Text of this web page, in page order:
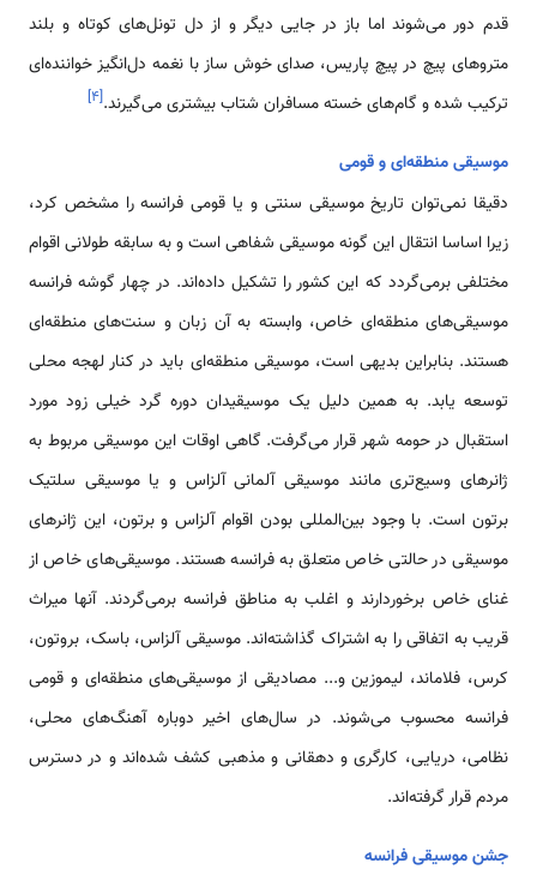
قدم دور مى‌شوند اما باز در جايى ديگر و از دل تونل‌هاى كوتاه و بلند
متروهاى پيچ در پيچ پاريس، صداى خوش ساز با نغمه دل‌انگيز خواننده‌اى
تركيب شده و گام‌هاى خسته مسافران شتاب بيشترى مى‌گيرند.[۴]
موسیقی منطقه‌ای و قومی
دقيقا نمی‌توان تاريخ موسیقی سنتی و یا قومی فرانسه را مشخص كرد،
زیرا اساسا انتقال این گونه موسیقی شفاهی است و به سابقه طولانی اقوام
مختلفی برمی‌گردد كه این کشور را تشكيل داده‌اند. در چهار گوشه فرانسه
موسیقی‌های منطقه‌ای خاص، وابسته به آن زبان و سنت‌های منطقه‌ای
هستند. بنابراین بدیهی است، موسیقی منطقه‌ای باید در کنار لهجه محلی
توسعه يابد. به همین دلیل یک موسیقیدان دوره گرد خیلی زود مورد
استقبال در حومه شهر قرار می‌گرفت. گاهی اوقات این موسیقی مربوط به
ژانرهای وسیع‌تری مانند موسیقی آلمانی آلزاس و یا موسیقی سلتیک
برتون است. با وجود بین‌المللی بودن اقوام آلزاس و برتون، این ژانرهای
موسیقی در حالتی خاص متعلق به فرانسه هستند. موسیقی‌های خاص از
غنای خاص برخوردارند و اغلب به مناطق فرانسه برمی‌گردند. آنها میراث
قریب به اتفاقی را به اشتراک گذاشته‌اند. موسیقی آلزاس، باسک، بروتون،
کرس، فلاماند، لیموزین و... مصادیقی از موسیقی‌های منطقه‌ای و قومی
فرانسه محسوب می‌شوند. در سال‌های اخير دوباره آهنگ‌های محلی،
نظامی، دریایی، کارگری و دهقانی و مذهبی كشف شده‌اند و در دسترس
مردم قرار گرفته‌اند.
جشن موسیقی فرانسه